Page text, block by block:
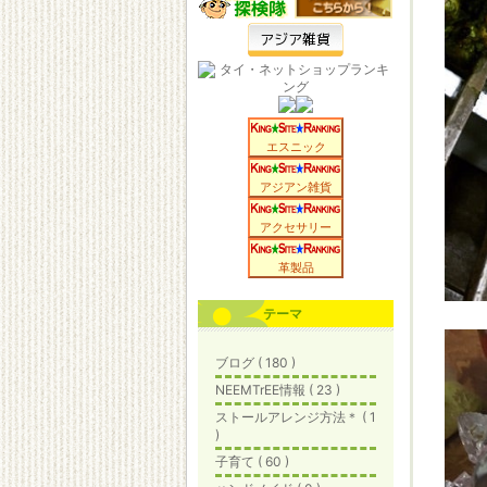
エスニック
アジアン雑貨
アクセサリー
革製品
テーマ
ブログ ( 180 )
NEEMTrEE情報 ( 23 )
ストールアレンジ方法＊ ( 1
)
子育て ( 60 )